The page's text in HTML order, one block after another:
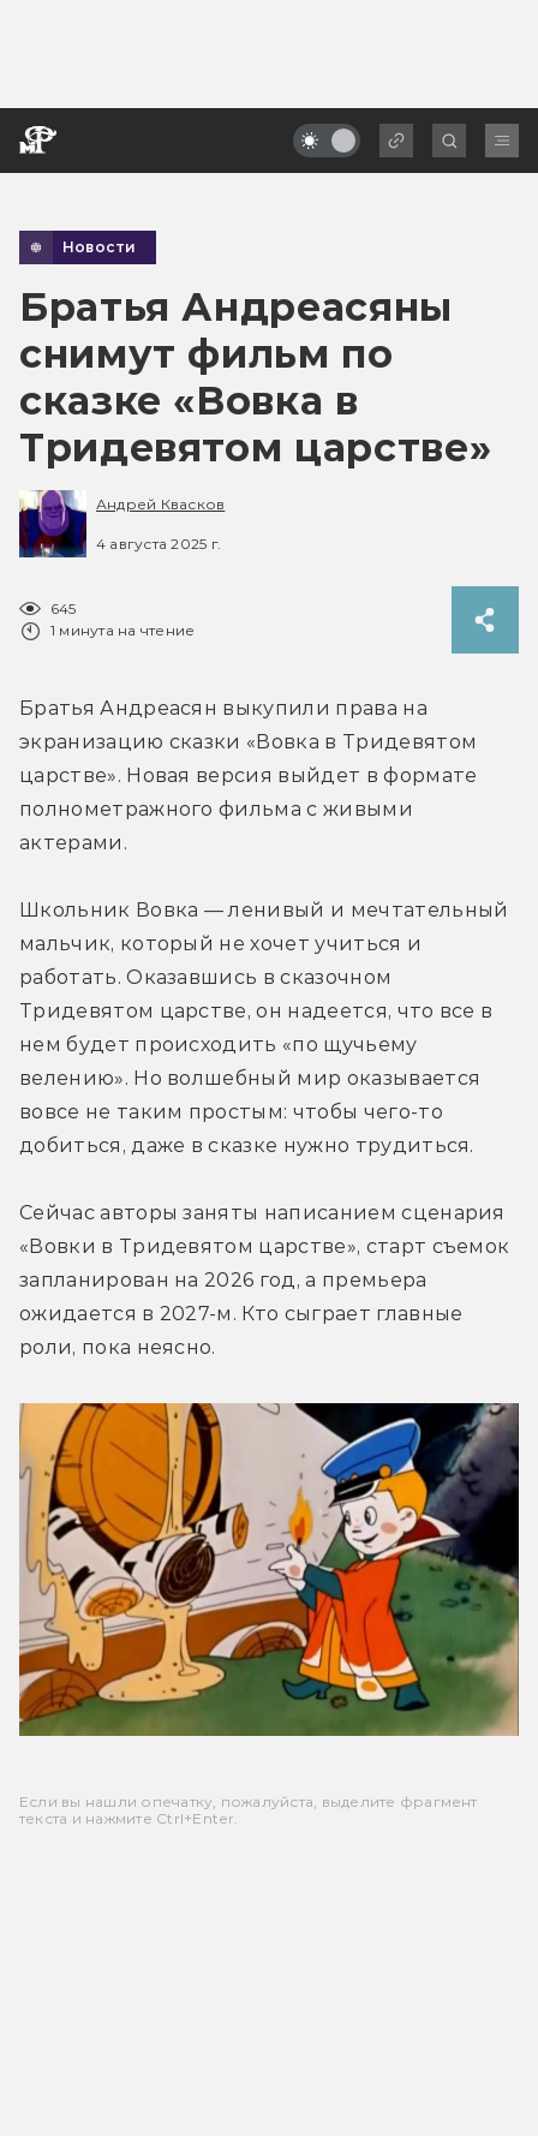
Новости
Братья Андреасяны
снимут фильм по
сказке «Вовка в
Тридевятом царстве»
Андрей Квасков
4 августа 2025 г.
645
1 минута на чтение
Братья Андреасян выкупили права на
экранизацию сказки «Вовка в Тридевятом
царстве». Новая версия выйдет в формате
полнометражного фильма с живыми
актерами.
Школьник Вовка — ленивый и мечтательный
мальчик, который не хочет учиться и
работать. Оказавшись в сказочном
Тридевятом царстве, он надеется, что все в
нем будет происходить «по щучьему
велению». Но волшебный мир оказывается
вовсе не таким простым: чтобы чего-то
добиться, даже в сказке нужно трудиться.
Сейчас авторы заняты написанием сценария
«Вовки в Тридевятом царстве», старт съемок
запланирован на 2026 год, а премьера
ожидается в 2027-м. Кто сыграет главные
роли, пока неясно.
Если вы нашли опечатку, пожалуйста, выделите фрагмент
текста и нажмите Ctrl+Enter.